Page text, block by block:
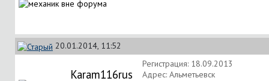
20.01.2014, 11:52
Karam116rus
Регистрация: 18.09.2013
Адрес: Альметьевск